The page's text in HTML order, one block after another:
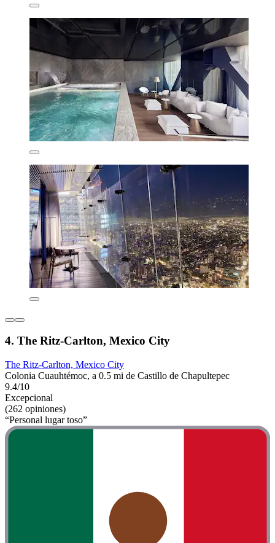
4. The Ritz-Carlton, Mexico City
The Ritz-Carlton, Mexico City
Colonia Cuauhtémoc, a 0.5 mi de Castillo de Chapultepec
9.4/10
Excepcional
(262 opiniones)
“Personal lugar toso”